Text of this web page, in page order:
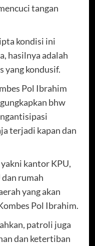
tangan
kondisi ini
hasilnya adalah
yang kondusif.
Pol Ibrahim
bhw
terjadi kapan dan
kantor KPU,
rumah
yang akan
Pol Ibrahim.
patroli juga
dan ketertiban